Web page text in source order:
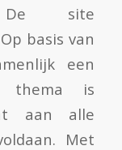
site
basis van
een
thema is
aan alle
Met